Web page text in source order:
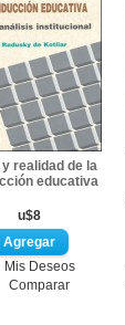
y realidad de la
educativa
u$8
Mis Deseos
Comparar